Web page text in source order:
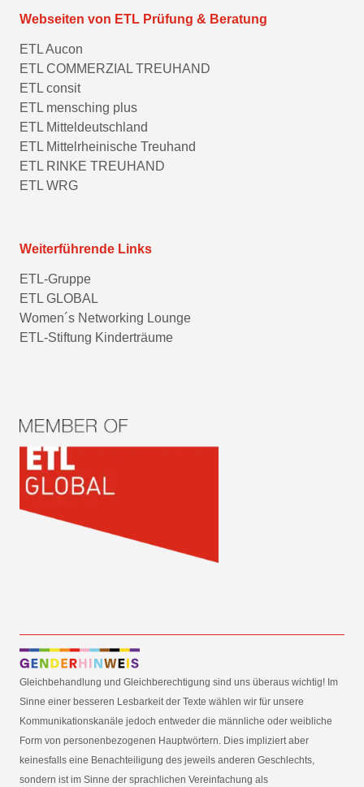
Webseiten von ETL Prüfung & Beratung
ETL Aucon
ETL COMMERZIAL TREUHAND
ETL consit
ETL mensching plus
ETL Mitteldeutschland
ETL Mittelrheinische Treuhand
ETL RINKE TREUHAND
ETL WRG
Weiterführende Links
ETL-Gruppe
ETL GLOBAL
Women´s Networking Lounge
ETL-Stiftung Kinderträume
Gleichbehandlung und Gleichberechtigung sind uns überaus wichtig! Im
Sinne einer besseren Lesbarkeit der Texte wählen wir für unsere
Kommunikationskanäle jedoch entweder die männliche oder weibliche
Form von personenbezogenen Hauptwörtern. Dies impliziert aber
keinesfalls eine Benachteiligung des jeweils anderen Geschlechts,
sondern ist im Sinne der sprachlichen Vereinfachung als